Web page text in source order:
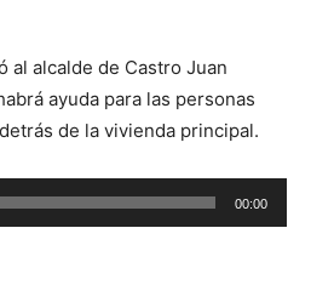
al alcalde de Castro Juan
ayuda para las personas
de la vivienda principal.
00:00